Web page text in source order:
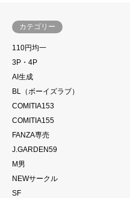
カテゴリー
110円均一
3P・4P
AI生成
BL（ボーイズラブ）
COMITIA153
COMITIA155
FANZA専売
J.GARDEN59
M男
NEWサークル
SF